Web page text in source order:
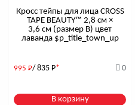
Кросс тейпы для лица CROSS
TAPE BEAUTY™ 2,8 см ×
3,6 см (размер B) цвет
лаванда $р_title_town_up
995 Р/ 835 Р* 0
В корзину